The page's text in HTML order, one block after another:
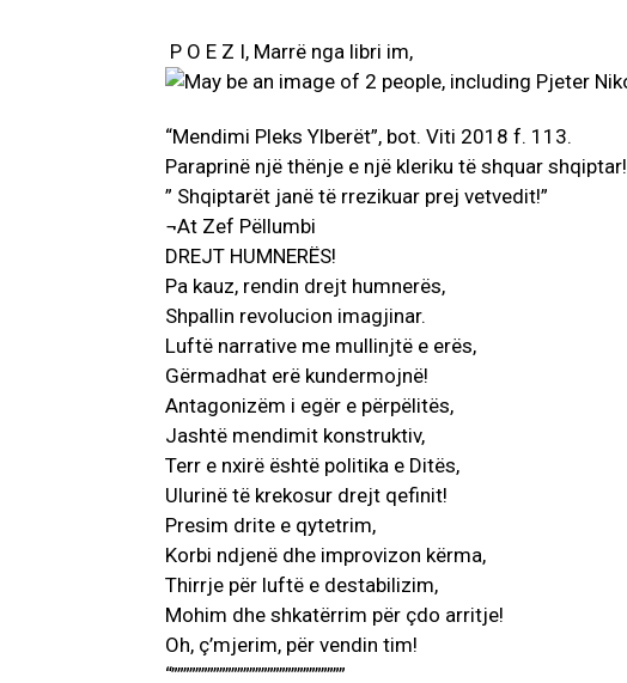
P O E Z I, Marrë nga libri im,
“Mendimi Pleks Ylberët”, bot. Viti 2018 f. 113.
Paraprinë një thënje e një kleriku të shquar shqiptar!
” Shqiptarët janë të rrezikuar prej vetvedit!”
¬At Zef Pëllumbi
DREJT HUMNERËS!
Pa kauz, rendin drejt humnerës,
Shpallin revolucion imagjinar.
Luftë narrative me mullinjtë e erës,
Gërmadhat erë kundermojnë!
Antagonizëm i egër e përpëlitës,
Jashtë mendimit konstruktiv,
Terr e nxirë është politika e Ditës,
Ulurinë të krekosur drejt qefinit!
Presim drite e qytetrim,
Korbi ndjenë dhe improvizon kërma,
Thirrje për luftë e destabilizim,
Mohim dhe shkatërrim për çdo arritje!
Oh, ç’mjerim, për vendin tim!
“”””””””””””””””””””””””””””””